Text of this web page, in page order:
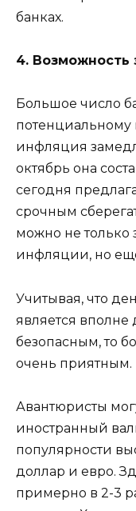
банках.
4. Возможность
Большое число
потенциальному
инфляция
октябрь она
сегодня
срочным
можно не только
инфляции, но
Учитывая, что
является
безопасным, то
очень приятным.
Авантюристы
иностранный
популярности
доллар и евро.
примерно в 2-3